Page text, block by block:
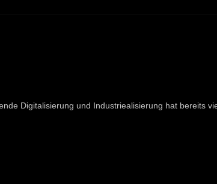
Digitalisierung und Industriealisierung hat bereits